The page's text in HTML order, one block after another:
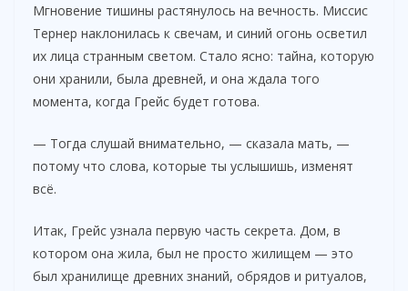
Мгновение тишины растянулось на вечность. Миссис
Тернер наклонилась к свечам, и синий огонь осветил
их лица странным светом. Стало ясно: тайна, которую
они хранили, была древней, и она ждала того
момента, когда Грейс будет готова.
— Тогда слушай внимательно, — сказала мать, —
потому что слова, которые ты услышишь, изменят
всё.
Итак, Грейс узнала первую часть секрета. Дом, в
котором она жила, был не просто жилищем — это
был хранилище древних знаний, обрядов и ритуалов,